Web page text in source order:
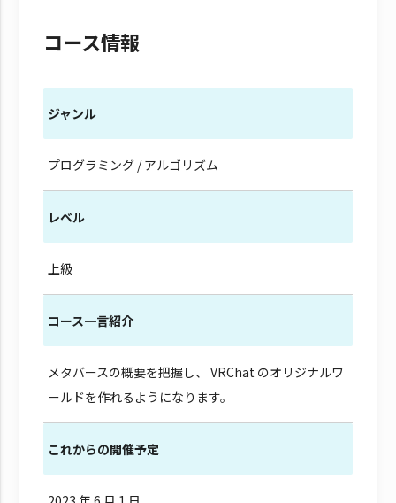
コース情報
ジャンル
プログラミング / アルゴリズム
レベル
上級
コース一言紹介
メタバースの概要を把握し、 VRChat のオリジナルワ
ールドを作れるようになります。
これからの開催予定